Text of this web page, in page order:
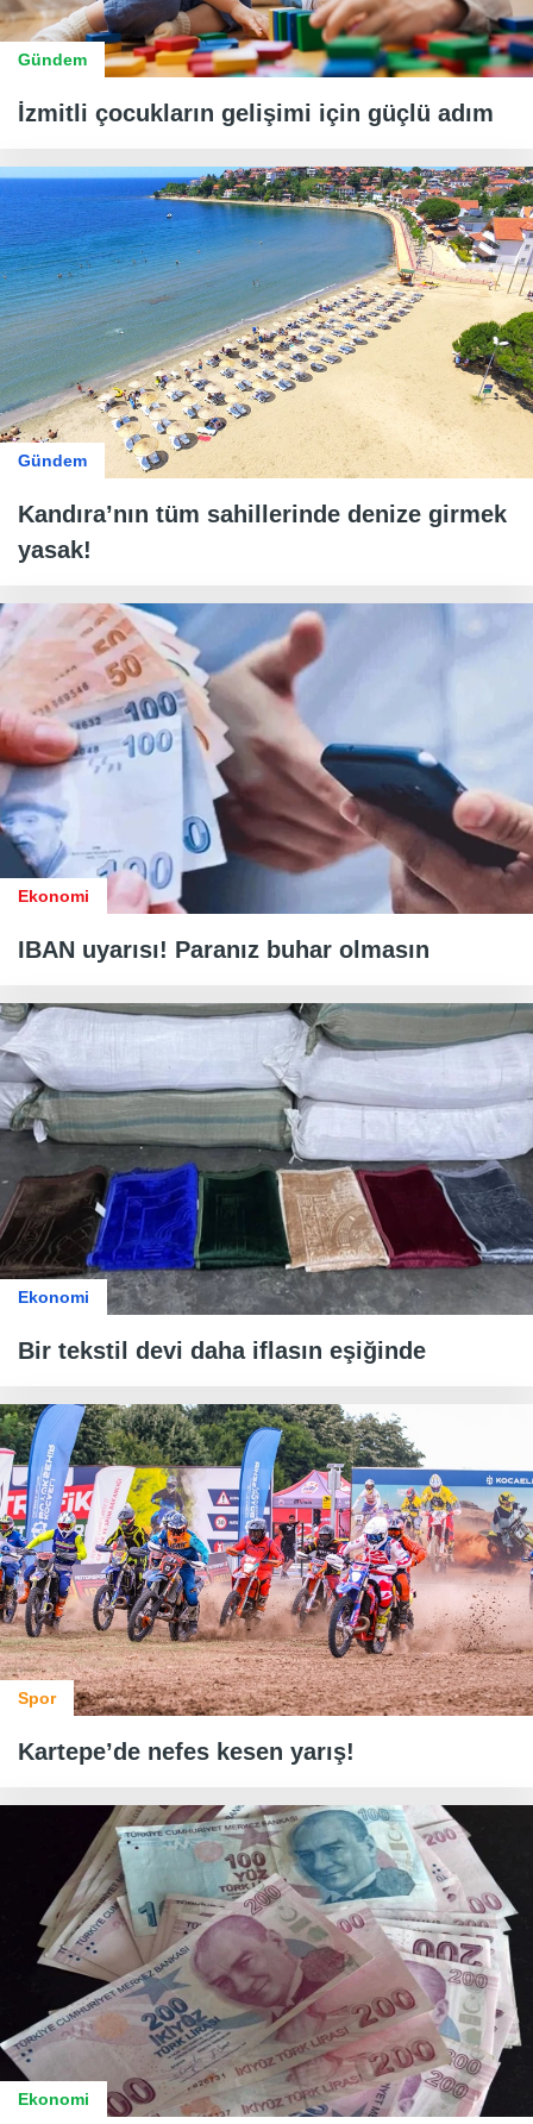
Gündem
İzmitli çocukların gelişimi için güçlü adım
Gündem
Kandıra’nın tüm sahillerinde denize girmek
yasak!
Ekonomi
IBAN uyarısı! Paranız buhar olmasın
Ekonomi
Bir tekstil devi daha iflasın eşiğinde
Spor
Kartepe’de nefes kesen yarış!
Ekonomi